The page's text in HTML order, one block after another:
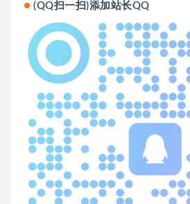
(QQ扫一扫)添加站长QQ